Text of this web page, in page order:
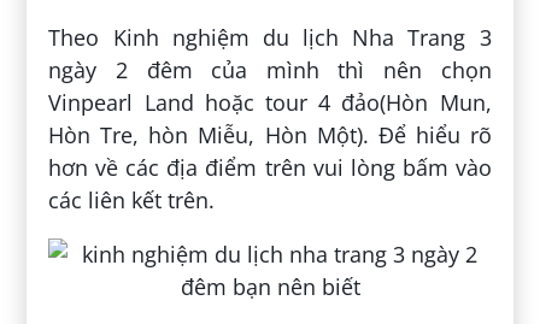
Theo Kinh nghiệm du lịch Nha Trang 3
ngày 2 đêm của mình thì nên chọn
Vinpearl Land hoặc tour 4 đảo(Hòn Mun,
Hòn Tre, hòn Miễu, Hòn Một). Để hiểu rõ
hơn về các địa điểm trên vui lòng bấm vào
các liên kết trên.